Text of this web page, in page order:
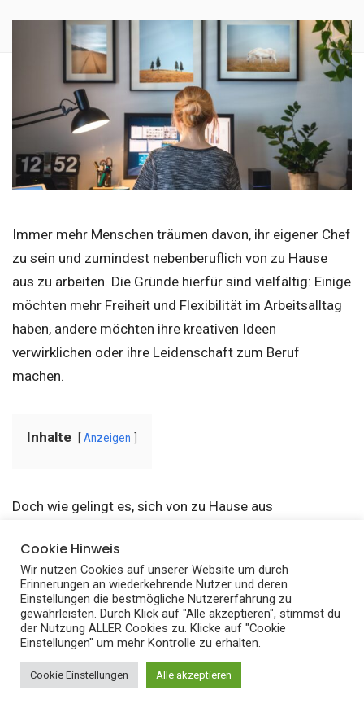
Immer mehr Menschen träumen davon, ihr eigener Chef
zu sein und zumindest nebenberuflich von zu Hause
aus zu arbeiten. Die Gründe hierfür sind vielfältig: Einige
möchten mehr Freiheit und Flexibilität im Arbeitsalltag
haben, andere möchten ihre kreativen Ideen
verwirklichen oder ihre Leidenschaft zum Beruf
machen.
Inhalte Anzeigen
Doch wie gelingt es, sich von zu Hause aus
In diesem Artikel stellen wir dir die besten Ideen für die
Selbstständigkeit zu Hause vor. Egal ob du bereits eine
Geschäftsidee hast oder noch auf der Suche nach
Inspiration bist, hier findest du sicherlich einige
interessante Anregungen.
Cookie Hinweis
Wir nutzen Cookies auf unserer Website um durch
Erinnerungen an wiederkehrende Nutzer und deren
Einstellungen die bestmögliche Nutzererfahrung zu
gewährleisten. Durch Klick auf "Alle akzeptieren", stimmst du
der Nutzung ALLER Cookies zu. Klicke auf "Cookie
Einstellungen" um mehr Kontrolle zu erhalten.
Cookie Einstellungen Alle akzeptieren